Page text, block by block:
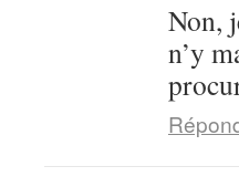
Non,
n’y